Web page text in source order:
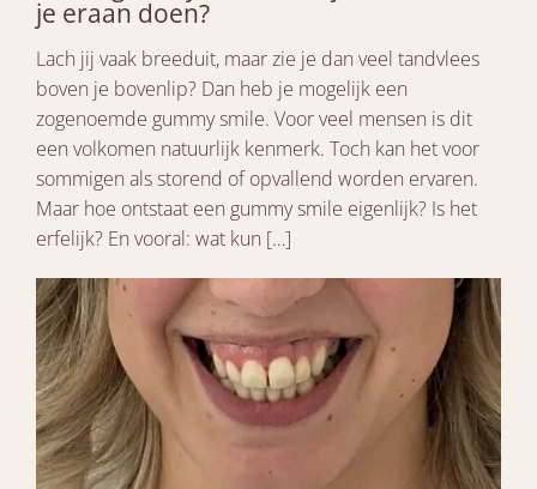
je eraan doen?
Lach jij vaak breeduit, maar zie je dan veel tandvlees
boven je bovenlip? Dan heb je mogelijk een
zogenoemde gummy smile. Voor veel mensen is dit
een volkomen natuurlijk kenmerk. Toch kan het voor
sommigen als storend of opvallend worden ervaren.
Maar hoe ontstaat een gummy smile eigenlijk? Is het
erfelijk? En vooral: wat kun […]